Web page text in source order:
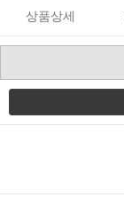
상품상세